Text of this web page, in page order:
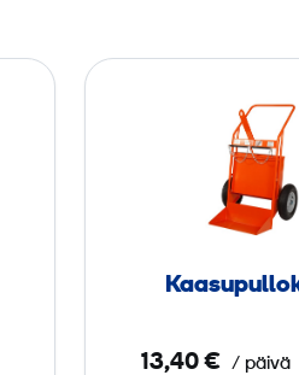
a
a
s
u
­
l
13,40 € / päivä